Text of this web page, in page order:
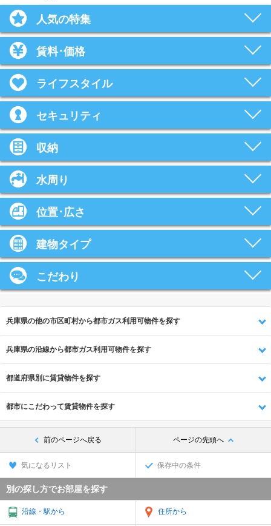
人気の特集
賃料･価格
ライフスタイル
セキュリティ
収納
水周り
位置･広さ
建物タイプ
こだわり
兵庫県の他の市区町村から都市ガス利用可物件を探す
兵庫県の沿線から都市ガス利用可物件を探す
都道府県別に賃貸物件を探す
都市にこだわって賃貸物件を探す
前のページへ戻る ページの先頭へ
気になるリスト 保存中の条件
別の探し方でお部屋を探す
沿線・駅から 住所から